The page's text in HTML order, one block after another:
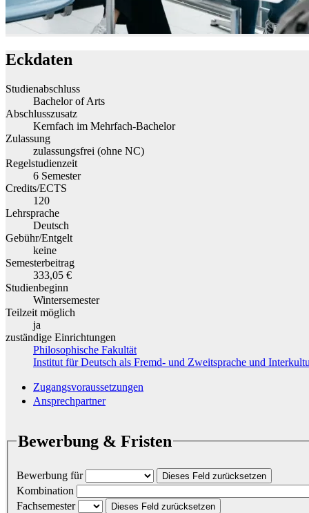
Eckdaten
Studienabschluss
Bachelor of Arts
Abschlusszusatz
Kernfach im Mehrfach-Bachelor
Zulassung
zulassungsfrei (ohne NC)
Regelstudienzeit
6 Semester
Credits/ECTS
120
Lehrsprache
Deutsch
Gebühr/Entgelt
keine
Semesterbeitrag
333,05 €
Studienbeginn
Wintersemester
Teilzeit möglich
ja
zuständige Einrichtungen
Philosophische Fakultät
Institut für Deutsch als Fremd- und Zweitsprache und
Zugangsvoraussetzungen
Ansprechpartner
Bewerbung & Fristen
Bewerbung für Dieses Feld zurücksetzen
Kombination
Fachsemester
Dieses Feld zurücksetzen